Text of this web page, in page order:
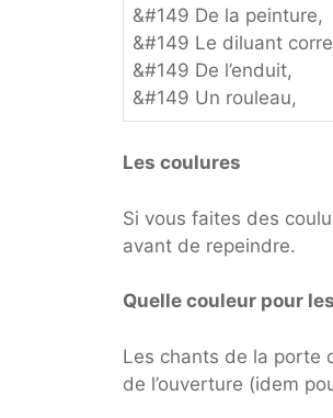
&#149 De la peinture,
&#149 Le diluant
&#149 De l’enduit,
&#149 Un rouleau,
Les coulures
Si vous faites des
avant de repeindre.
Quelle couleur pour
Les chants de la porte
de l’ouverture (idem